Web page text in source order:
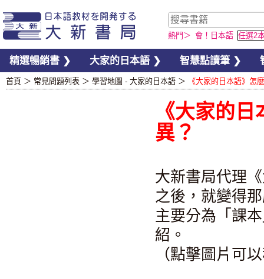
熱門＞ 會！日本語 任選2
精選暢銷書 ❯ 大家的日本語 ❯ 智慧點讀筆 ❯
首頁 ＞ 常見問題列表 ＞ 學習地圖 - 大家的日本語 ＞ 《大家的日本語》怎
《大家的
異？
大新書局代理
之後，就變得
主要分為「課
紹。
（點擊圖片可